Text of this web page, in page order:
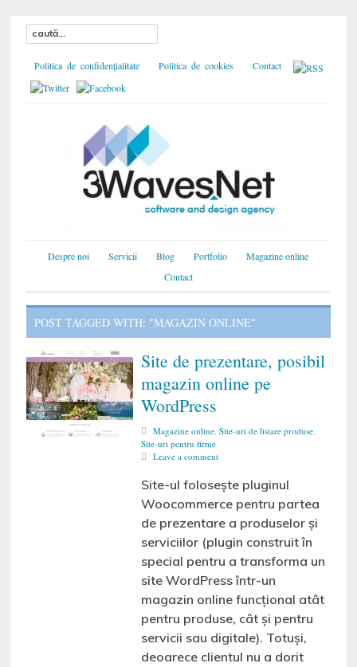
Politica de confidențialitate Politica de cookies Contact
Despre noi Servicii Blog Portfolio
Magazine online
Contact
POST TAGGED WITH: "MAGAZIN ONLINE"
Site de prezentare, posibil
magazin online pe
WordPress
Magazine online, Site-uri de listare produse,
Site-uri pentru firme
Leave a comment
Site-ul folosește pluginul
Woocommerce pentru partea
de prezentare a produselor și
serviciilor (plugin construit în
special pentru a transforma un
site WordPress într-un
magazin online funcțional atât
pentru produse, cât și pentru
servicii sau digitale). Totuși,
deoarece clientul nu a dorit